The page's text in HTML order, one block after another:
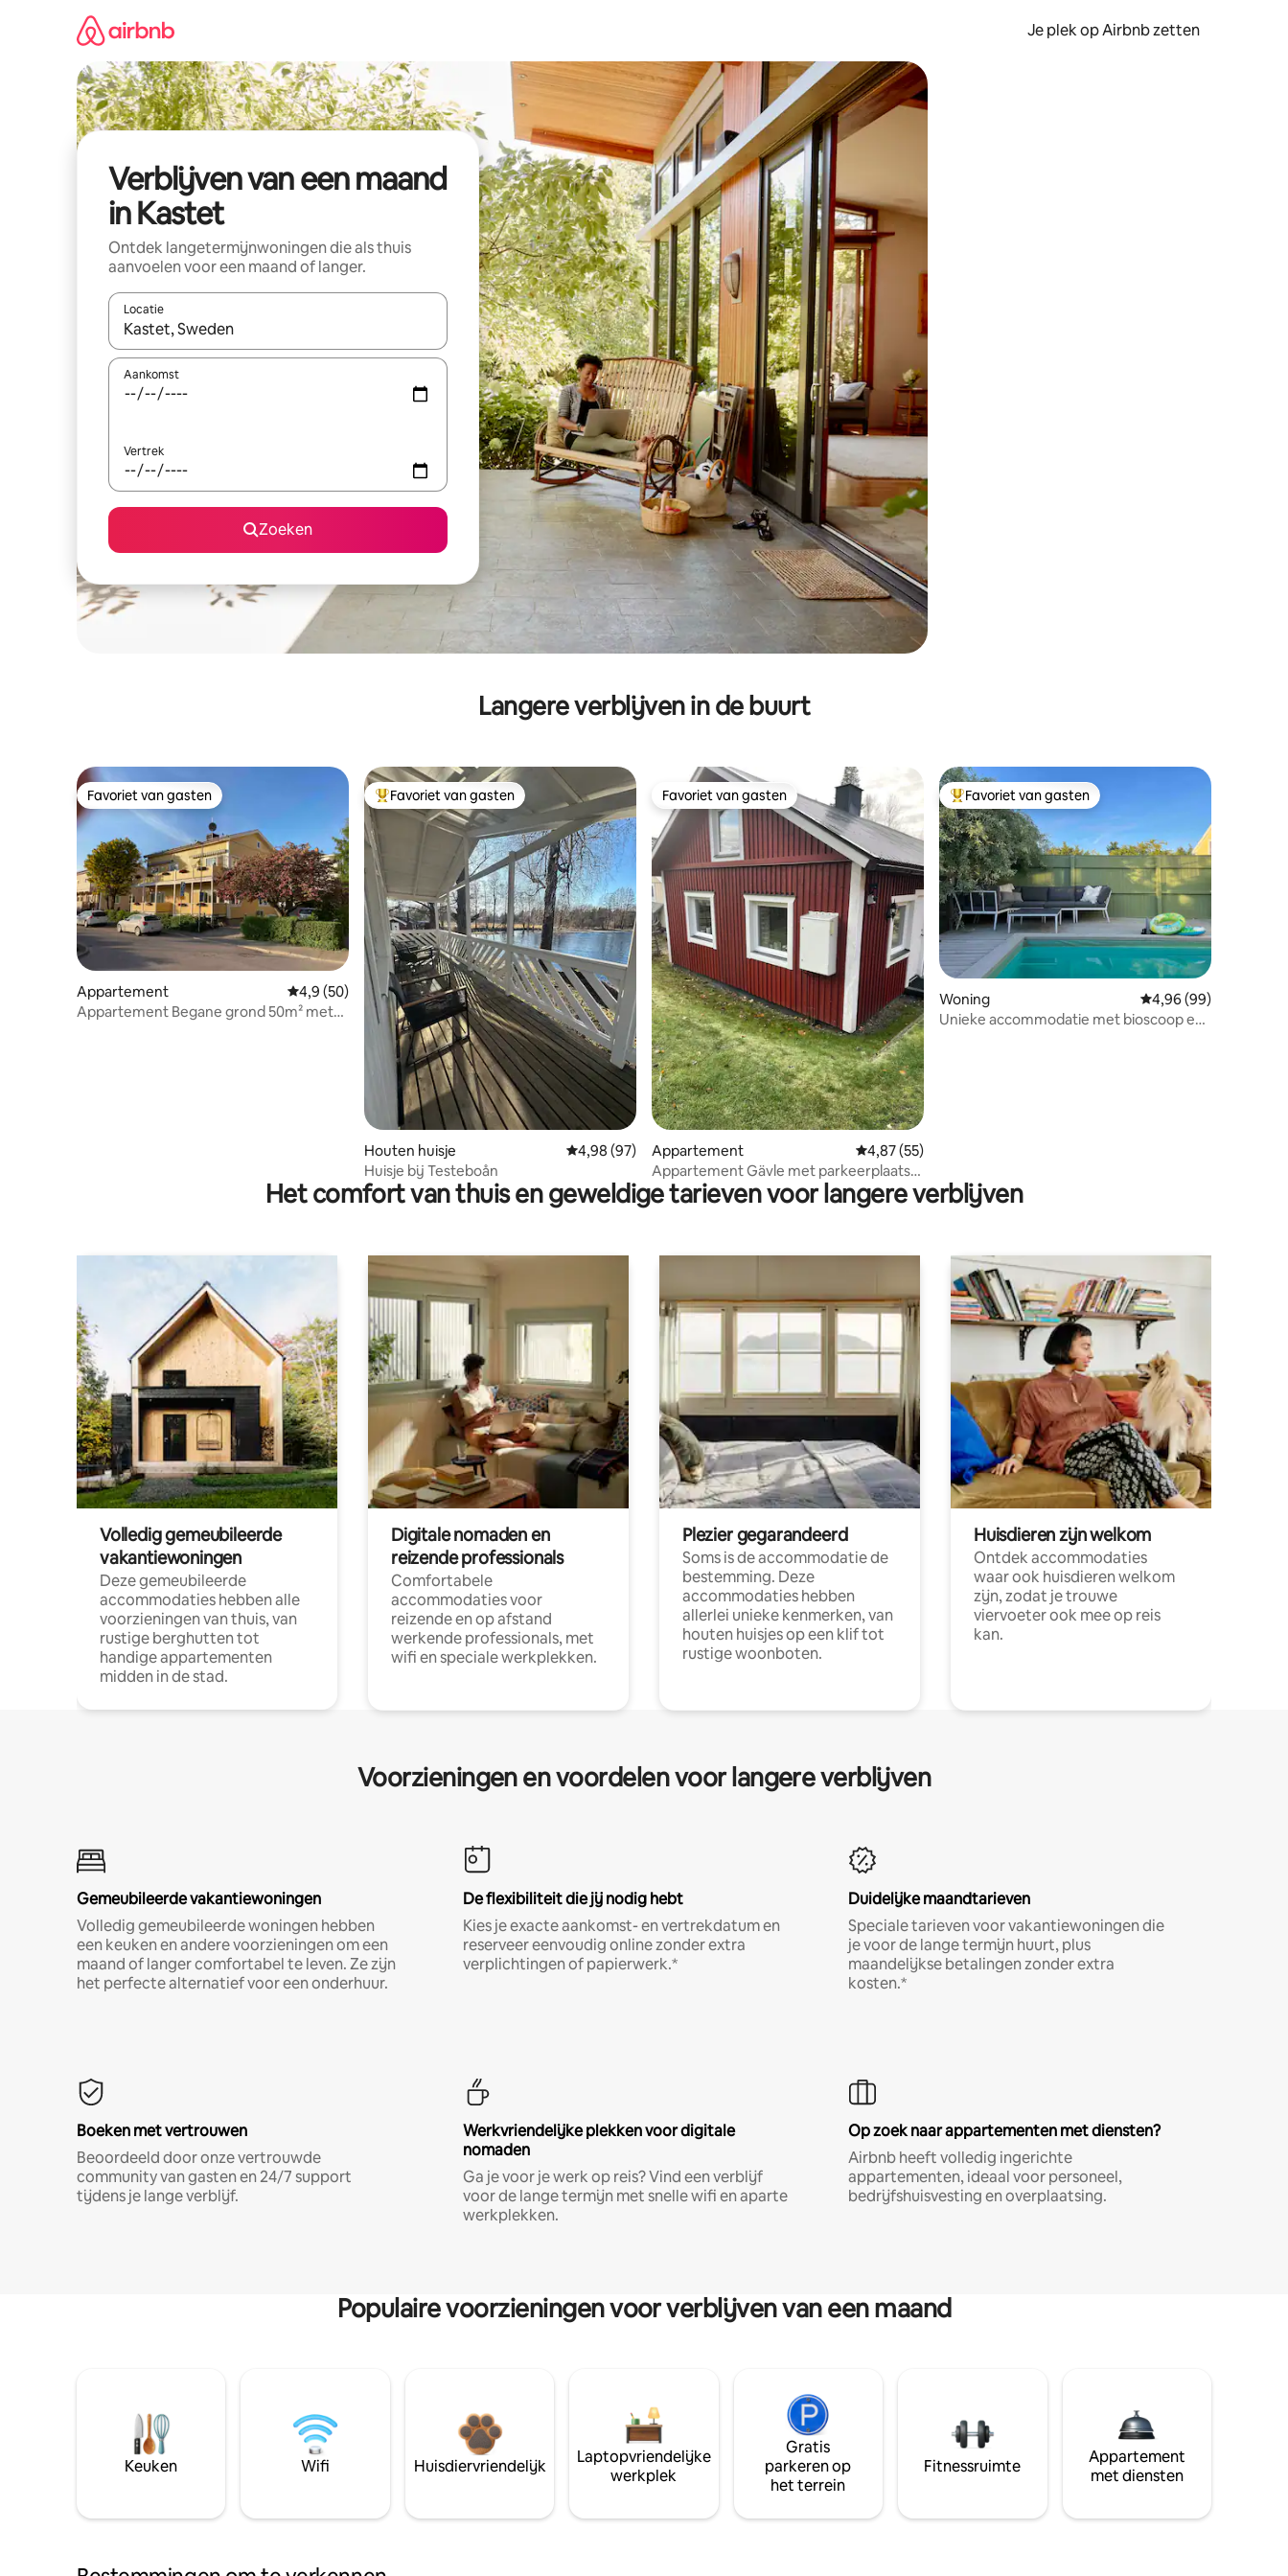
Je plek op Airbnb zetten
Verblijven van een maand
in Kastet
Ontdek langetermijnwoningen die als thuis
aanvoelen voor een maand of langer.
Locatie
Wanneer er resultaten beschikbaar zijn, maak je een keuze met je de pijltjestoetsen omhoog en omlaag, óf door te tikken of swipen.
Aankomst
Vertrek
Zoeken
Langere verblijven in de buurt
Favoriet van gasten
Favoriet van gasten
Appartement Gemiddelde beoordeling van 4,9 op 5, 50 recensies
4,9 (50)
Appartement Begane grond 50m² met
Topfavoriet van gasten
Favoriet van gasten
Houten huisje Gemiddelde beoordeling van 4,98 op 5, 97 recensies
4,98 (97)
Huisje bij Testeboån
Favoriet van gasten
Favoriet van gasten
Appartement Gemiddelde beoordeling van 4,87 op 5, 55 recensies
4,87 (55)
Appartement Gävle met parkeerplaats,
3 km C, 8 km Furuvik
Topfavoriet van gasten
Favoriet van gasten
Woning Gemiddelde
4,96 (99)
Unieke accommodatie met bioscoop en
Het comfort van thuis en geweldige tarieven voor langere verblijven
Volledig gemeubileerde
vakantiewoningen
Deze gemeubileerde
accommodaties hebben alle
voorzieningen van thuis, van
rustige berghutten tot
handige appartementen
midden in de stad.
Digitale nomaden en
reizende professionals
Comfortabele
accommodaties voor
reizende en op afstand
werkende professionals, met
wifi en speciale werkplekken.
Plezier gegarandeerd
Soms is de accommodatie de
bestemming. Deze
accommodaties hebben
allerlei unieke kenmerken, van
houten huisjes op een klif tot
rustige woonboten.
Huisdieren zijn welkom
Ontdek accommodaties
waar ook huisdieren welkom
zijn, zodat je trouwe
viervoeter ook mee op reis
kan.
Voorzieningen en voordelen voor langere verblijven
Gemeubileerde vakantiewoningen
Volledig gemeubileerde woningen hebben
een keuken en andere voorzieningen om een
maand of langer comfortabel te leven. Ze zijn
het perfecte alternatief voor een onderhuur.
De flexibiliteit die jij nodig hebt
Kies je exacte aankomst- en vertrekdatum en
reserveer eenvoudig online zonder extra
verplichtingen of papierwerk.*
Duidelijke maandtarieven
Speciale tarieven voor vakantiewoningen die
je voor de lange termijn huurt, plus
maandelijkse betalingen zonder extra
kosten.*
Boeken met vertrouwen
Beoordeeld door onze vertrouwde
community van gasten en 24/7 support
tijdens je lange verblijf.
Werkvriendelijke plekken voor digitale
nomaden
Ga je voor je werk op reis? Vind een verblijf
voor de lange termijn met snelle wifi en aparte
werkplekken.
Op zoek naar appartementen met diensten?
Airbnb heeft volledig ingerichte
appartementen, ideaal voor personeel,
bedrijfshuisvesting en overplaatsing.
Populaire voorzieningen voor verblijven van een maand
Keuken Wifi Huisdiervriendelijk
Laptopvriendelijke
werkplek
Gratis
parkeren op
het terrein
Fitnessruimte
Appartement
met diensten